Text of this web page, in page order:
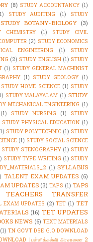
(8) STUDY ACCOUNTANCY (1)
STUDY AUDITING (1)
STUDY
STUDY BOTANY-BIOLOGY (3)
CHEMISTRY (1)
STUDY CIVIL
(2) STUDY ECONOMICS
ENGINEERING (1)
STUDY
(2) STUDY ENGLISH (1) STUDY
(1) STUDY GENERAL MACHINIST
(1) STUDY GEOLOGY (1)
STUDY HOME SCIENCE (1) STUDY
STUDY MALAYALAM (1) STUDY
MECHANICAL ENGINEERING (1)
(1) STUDY NURSING (1)
STUDY
STUDY PHYSICAL EDUCATION (1)
STUDY POLYTECHNIC (1) STUDY
(1) STUDY SOCIAL SCIENCE
STUDY STENOGRAPHY (1) STUDY
STUDY TYPE WRITING (1) STUDY
(1) SYLLABUS
TALENT EXAM UPDATES (6)
UPDATES (3) TAPS (1) TAPS
TEACHERS TRANSFER
EXAM UPDATES (2) TET (1) TET
(16) TET UPDATES
NEWS (6) TEXT MATERIALS
(1) TN GOVT DSE G.O DOWNLOAD
| பள்ளிக்கல்வி அரசாணை 2